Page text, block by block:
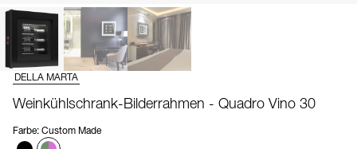
DELLA MARTA
Weinkühlschrank-Bilderrahmen - Quadro Vino 30
Farbe: Custom Made